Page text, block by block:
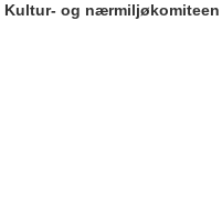
og nærmiljøkomiteen